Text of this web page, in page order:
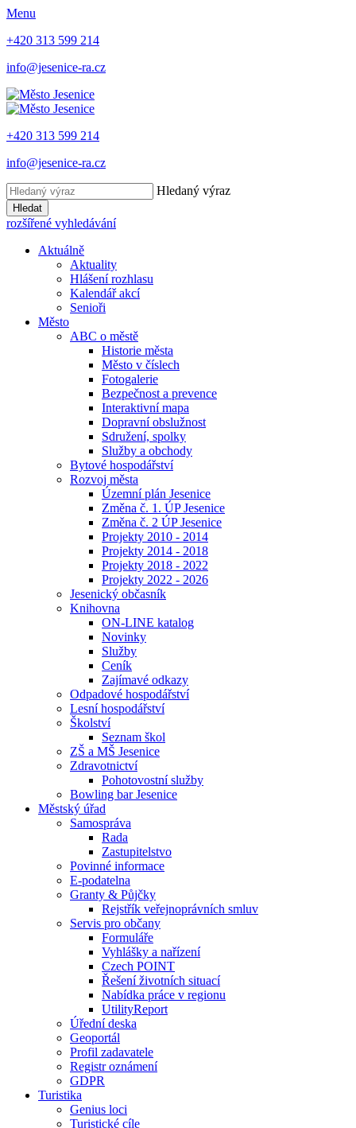
Menu
+420 313 599 214
info@jesenice-ra.cz
+420 313 599 214
info@jesenice-ra.cz
Hledaný výraz
Hledat
rozšířené vyhledávání
Aktuálně
Aktuality
Hlášení rozhlasu
Kalendář akcí
Senioři
Město
ABC o městě
Historie města
Město v číslech
Fotogalerie
Bezpečnost a prevence
Interaktivní mapa
Dopravní obslužnost
Sdružení, spolky
Služby a obchody
Bytové hospodářství
Rozvoj města
Územní plán Jesenice
Změna č. 1. ÚP Jesenice
Změna č. 2 ÚP Jesenice
Projekty 2010 - 2014
Projekty 2014 - 2018
Projekty 2018 - 2022
Projekty 2022 - 2026
Jesenický občasník
Knihovna
ON-LINE katalog
Novinky
Služby
Ceník
Zajímavé odkazy
Odpadové hospodářství
Lesní hospodářství
Školství
Seznam škol
ZŠ a MŠ Jesenice
Zdravotnictví
Pohotovostní služby
Bowling bar Jesenice
Městský úřad
Samospráva
Rada
Zastupitelstvo
Povinné informace
E-podatelna
Granty & Půjčky
Rejstřík veřejnoprávních smluv
Servis pro občany
Formuláře
Vyhlášky a nařízení
Czech POINT
Řešení životních situací
Nabídka práce v regionu
UtilityReport
Úřední deska
Geoportál
Profil zadavatele
Registr oznámení
GDPR
Turistika
Genius loci
Turistické cíle